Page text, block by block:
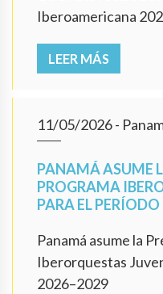
Iberoamericana
LEER MÁS
11/05/2026-
PANAMÁ ASUME
PROGRAMA
PARA EL
Panamá asume la
Iberorquestas
2026–2029